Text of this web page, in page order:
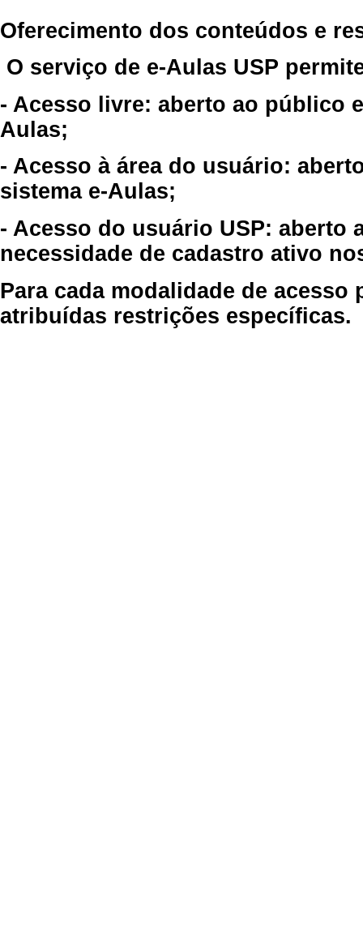
Oferecimento dos conteúdos e
O serviço de e-Aulas USP
- Acesso livre: aberto ao público
Aulas;
- Acesso à área do usuário:
sistema e-Aulas;
- Acesso do usuário USP: aberto
necessidade de cadastro ativo
Para cada modalidade de
atribuídas restrições específicas.